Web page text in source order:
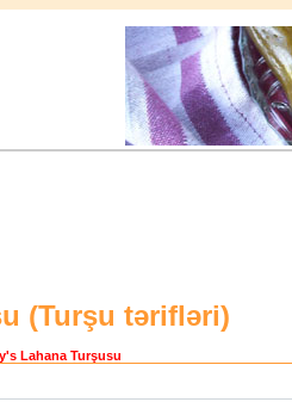
(Turşu tərifləri)
's Lahana Turşusu